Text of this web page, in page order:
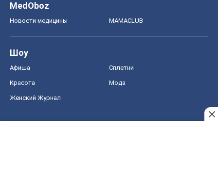
MedOboz
Новости медицины MAMACLUB
Шоу
Афиша Сплетни
Красота Мода
Женский Журнал